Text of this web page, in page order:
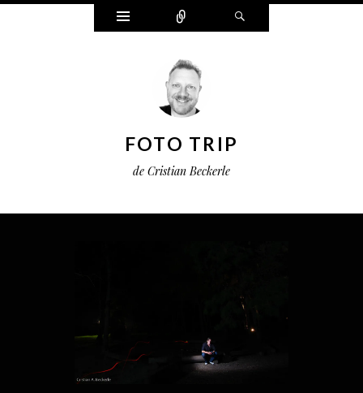
Widgets Connect
FOTO TRIP
de Cristian Beckerle